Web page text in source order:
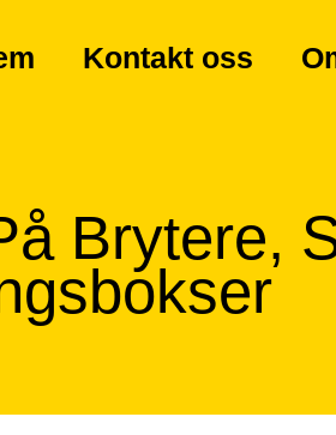
Kontakt oss
Brytere,